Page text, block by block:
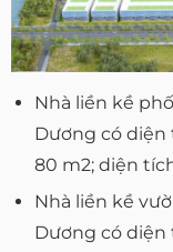
Nhà liền kề
Dương có diện
80 m2; diện
Nhà liền kề
Dương có diện